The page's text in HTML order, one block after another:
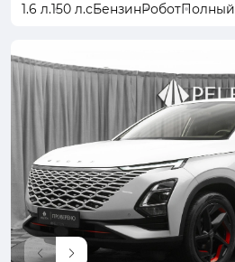
1.6 л.150 л.сБензинРоботПолный